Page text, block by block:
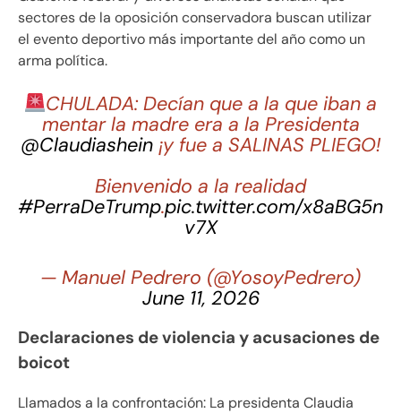
sectores de la oposición conservadora buscan utilizar
el evento deportivo más importante del año como un
arma política.
CHULADA: Decían que a la que iban a
mentar la madre era a la Presidenta
@Claudiashein ¡y fue a SALINAS PLIEGO!
Bienvenido a la realidad
#PerraDeTrump.pic.twitter.com/x8aBG5n
v7X
— Manuel Pedrero (@YosoyPedrero)
June 11, 2026
Declaraciones de violencia y acusaciones de
boicot
Llamados a la confrontación: La presidenta Claudia